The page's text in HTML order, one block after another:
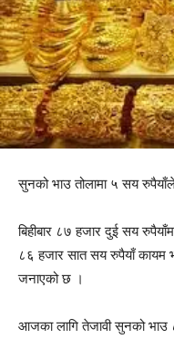
सुनको भाउ तोलामा ५ सय
बिहीबार ८७ हजार दुई सय
८६ हजार सात सय रुपैयाँ कायम
जनाएको छ ।
आजका लागि तेजावी सुनको